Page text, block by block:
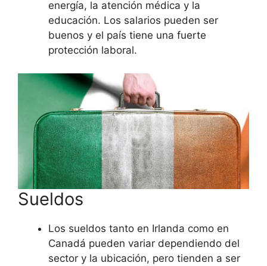
energía, la atención médica y la
educación. Los salarios pueden ser
buenos y el país tiene una fuerte
protección laboral.
Sueldos
Los sueldos tanto en Irlanda como en
Canadá pueden variar dependiendo del
sector y la ubicación, pero tienden a ser